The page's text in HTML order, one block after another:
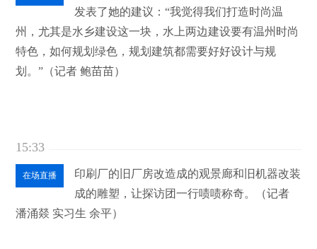
发表了她的建议：“我觉得我们打造时尚温
州，尤其是水乡建设这一块，水上两边建设要有温州时尚
特色，如何规划绿色，规划建筑都需要好好设计与规
划。”（记者 鲍苗苗）
15:33
在场直播
印刷厂的旧厂房改造成的观景廊和旧机器改装
成的雕塑，让探访团一行啧啧称奇。（记者
潘涌燚 实习生 余平）